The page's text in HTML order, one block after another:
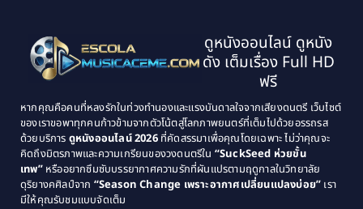
(134)
Classic หนังคลาสสิก(21)
Classic หนังคลาสสิก(25)
Comedy ตลก(46)
Comedy ตลก(515)
1995
1994
1993
1992
1989
1988
1987
1986
1985
1984
1983
1982
ดูหนังออนไลน์ ดูหนัง
ดัง เต็มเรื่อง Full HD
ฟรี
หากคุณคือคนที่หลงรักในท่วงทำนองและแรงบันดาลใจจากเสียงดนตรี เว็บไซต์
ของเราขอพาทุกคนก้าวข้ามจากตัวโน้ตสู่โลกภาพยนตร์ที่เต็มไปด้วยอรรถรส
ด้วยบริการ ดูหนังออนไลน์ 2026ที่คัดสรรมาเพื่อคุณโดยเฉพาะ ไม่ว่าคุณจะ
คิดถึงมิตรภาพและความเกรียนของวงดนตรีใน “SuckSeed ห่วยขั้น
เทพ”หรืออยากซึมซับบรรยากาศความรักที่ผันแปรตามฤดูกาลในวิทยาลัย
ดุริยางคศิลป์จาก “Season Change เพราะอากาศเปลี่ยนแปลงบ่อย” เรา
มีให้คุณรับชมแบบจัดเต็ม